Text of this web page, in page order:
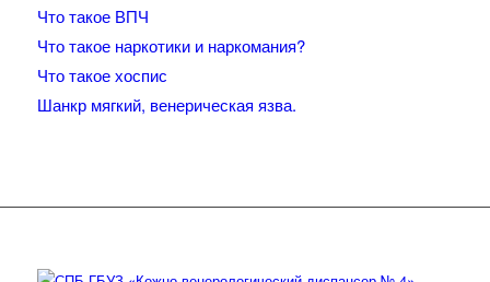
Что такое ВПЧ
Что такое наркотики и наркомания?
Что такое хоспис
Шанкр мягкий, венерическая язва.